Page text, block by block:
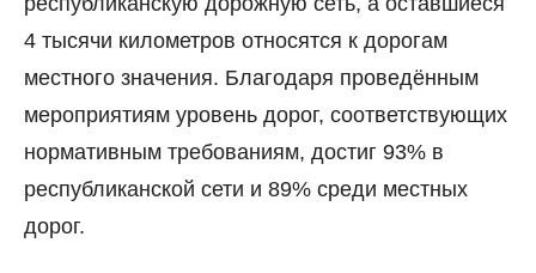
4 тысячи километров относятся к дорогам
местного значения. Благодаря проведённым
мероприятиям уровень дорог, соответствующих
нормативным требованиям, достиг 93% в
республиканской сети и 89% среди местных
дорог.